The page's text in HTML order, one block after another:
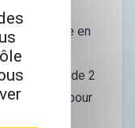
il les forme en
deux
de 2
importants pour
le